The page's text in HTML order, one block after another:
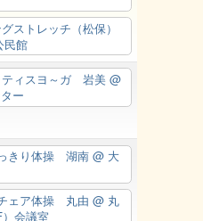
ストレッチ（松保）
民館
ティスヨ～ガ 岩美 @
ー
きり体操 湖南 @ 大
ェア体操 丸由 @ 丸
会議室